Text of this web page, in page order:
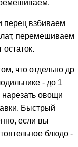
перец взбиваем
перемешиваем,
что отдельно
- до 1
овощи
Быстрый
если вы
блюдо -